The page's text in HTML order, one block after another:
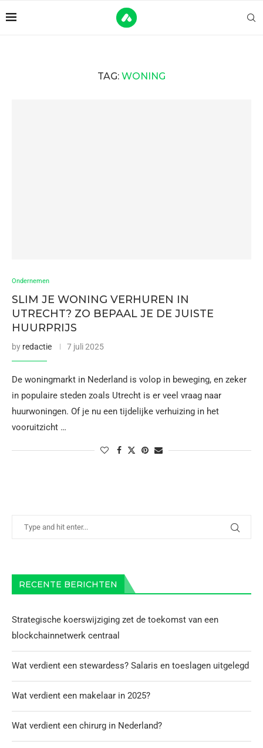
TAG: WONING
Ondernemen
SLIM JE WONING VERHUREN IN
UTRECHT? ZO BEPAAL JE DE JUISTE
HUURPRIJS
by redactie 7 juli 2025
De woningmarkt in Nederland is volop in beweging, en zeker
in populaire steden zoals Utrecht is er veel vraag naar
huurwoningen. Of je nu een tijdelijke verhuizing in het
vooruitzicht …
RECENTE BERICHTEN
Strategische koerswijziging zet de toekomst van een
blockchainnetwerk centraal
Wat verdient een stewardess? Salaris en toeslagen uitgelegd
Wat verdient een makelaar in 2025?
Wat verdient een chirurg in Nederland?